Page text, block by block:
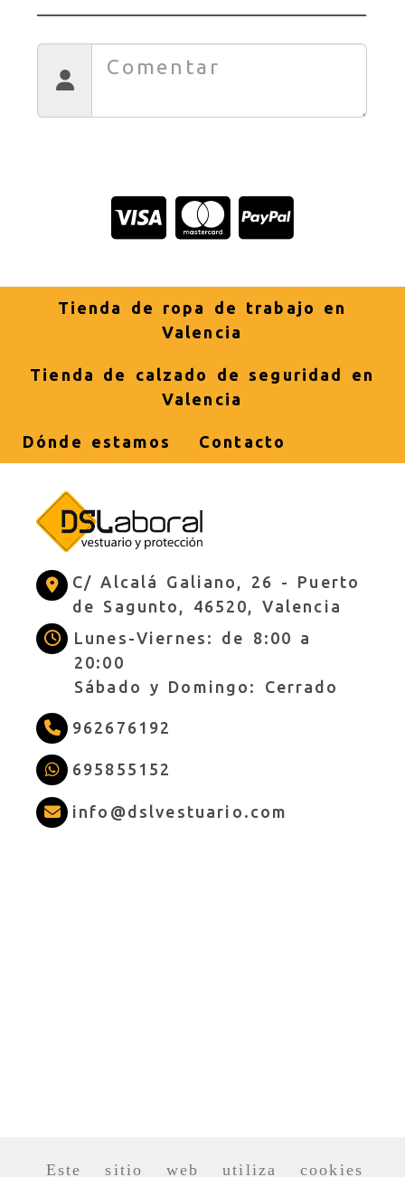
Este sitio web utiliza cookies
Tienda de ropa de trabajo en
Valencia
Tienda de calzado de seguridad en
Valencia
Dónde estamos Contacto
C/ Alcalá Galiano, 26 - Puerto
de Sagunto, 46520, Valencia
Lunes-Viernes: de 8:00 a
20:00
Sábado y Domingo: Cerrado
962676192
695855152
info dslvestuario.com